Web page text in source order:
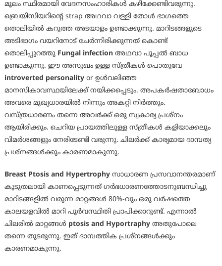
മൂലം സ്ഥിരമായി വേദനസംഹാരികൾ കഴിക്കേണ്ടിവരുന്നു.
ബ്രെയിസിയറിന്റെ strap അഥവാ വള്ളി തോൾ ഭാഗത്തെ
തൊലിയിൽ കറുത്ത അടയാളം ഉണ്ടാക്കുന്നു. മാറിടങ്ങളുടെ
അടിഭാഗം വയറിനോട് ചേർന്നിരിക്കുന്നത് കൊണ്ട്
തൊലിപ്പുറത്തു Fungal infectionഅഥവാ പൂപ്പൽ ബാധ
ഉണ്ടാകുന്നു. ഈ അസുഖം ഉള്ള സ്ത്രീകൾ പൊതുവേ
introverted personalityor ഉൾവലിഞ്ഞ
മാനസികാവസ്ഥയിലേക്ക് നയിക്കപ്പെടും. അപകർഷതാബോധം
അവരെ മുഖ്യധാരയിൽ നിന്നും അകറ്റി നിർത്തും.
വസ്ത്രധാരണം തന്നെ അവർക്ക് ഒരു സ്വകാര്യ പ്രശ്നം
ആയിരിക്കും. ചെറിയ പ്രായത്തിലുള്ള സ്ത്രീകൾ കളിയാക്കലും
വിമർശങ്ങളും നേരിടേണ്ടി വരുന്നു. ചിലർക്ക് കാര്യമായ ദാമ്പത്യ
പ്രശ്നങ്ങൾക്കും കാരണമാകുന്നു.
Breast Ptosis and Hypertrophyസാധാരണ പ്രസവാനന്തരമാണ്
കൂടുതലായി കാണപ്പെടുന്നത് ഗർഭധാരണത്തോടനുബന്ധിച്ചു
മാറിടങ്ങളിൽ വരുന്ന മാറ്റങ്ങൾ 80%-വും ഒരു വർഷത്തെ
കാലയളവിൽ മാറി പൂർവസ്ഥിതി പ്രാപിക്കാറുണ്ട്. എന്നാൽ
ചിലരിൽ മാറ്റങ്ങൾ ptosis and Hyportraphy അതുപോലെ
തന്നെ തുടരുന്നു. ഇത് ദാമ്പത്തിക പ്രശ്നങ്ങൾക്കും
കാരണമാകുന്നു.